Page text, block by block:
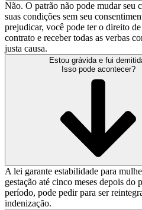
Não. O patrão não pode mudar seu
suas condições sem seu
prejudicar, você pode ter o direito
contrato e receber todas as verbas
justa causa.
Estou grávida e fui
Isso pode acontecer?
A lei garante estabilidade para
gestação até cinco meses depois do
período, pode pedir para ser
indenização.